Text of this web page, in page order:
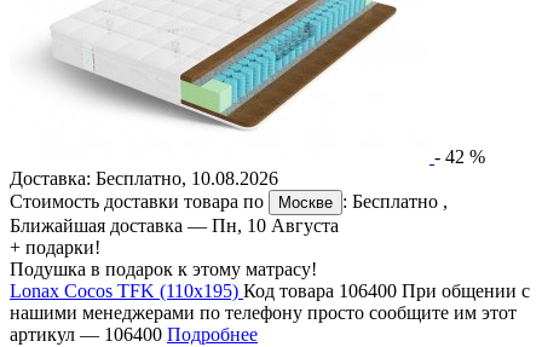
- 42 %
Доставка: Бесплатно, 10.08.2026
Стоимость доставки товара по
Москве : Бесплатно ,
Ближайшая доставка — Пн, 10 Августа
+ подарки!
Подушка в подарок к этому матрасу!
Lonax Cocos TFK (110х195) Код товара 106400 При общении с
нашими менеджерами по телефону просто сообщите им этот
артикул — 106400 Подробнее